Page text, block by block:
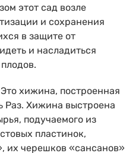
этот сад возле
и сохранения
в защите от
и насладиться
хижина, построенная
Раз. Хижина выстроена
подучаемого из
пластинок,
их черешков «сансанов»